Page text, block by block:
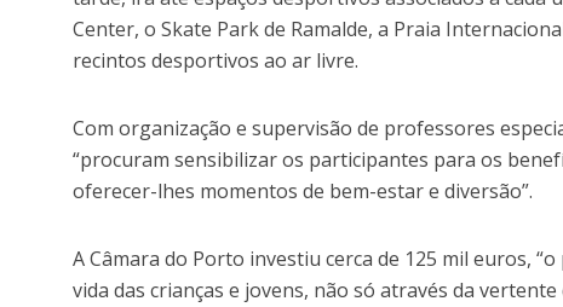
Center, o Skate Park de Ramalde, a Praia
recintos desportivos ao ar livre.
Com organização e supervisão de professores
“procuram sensibilizar os participantes para os
oferecer-lhes momentos de bem-estar e diversão”.
A Câmara do Porto investiu cerca de 125 mil euros,
vida das crianças e jovens, não só através da